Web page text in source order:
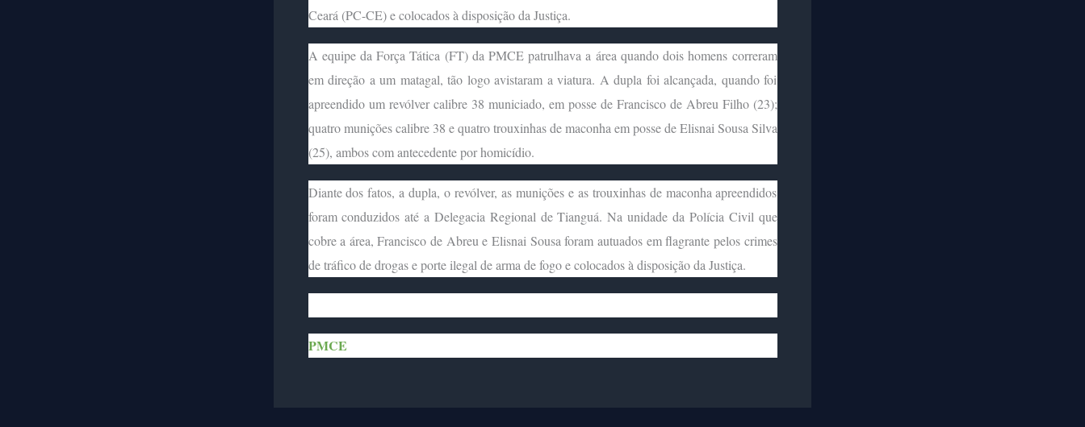
Ceará (PC-CE) e colocados à disposição da Justiça.
A equipe da Força Tática (FT) da PMCE patrulhava a área quando dois homens correram
em direção a um matagal, tão logo avistaram a viatura. A dupla foi alcançada, quando foi
apreendido um revólver calibre 38 municiado, em posse de Francisco de Abreu Filho (23);
quatro munições calibre 38 e quatro trouxinhas de maconha em posse de Elisnai Sousa Silva
(25), ambos com antecedente por homicídio.
Diante dos fatos, a dupla, o revólver, as munições e as trouxinhas de maconha apreendidos
foram conduzidos até a Delegacia Regional de Tianguá. Na unidade da Polícia Civil que
cobre a área, Francisco de Abreu e Elisnai Sousa foram autuados em flagrante pelos crimes
de tráfico de drogas e porte ilegal de arma de fogo e colocados à disposição da Justiça.
PMCE